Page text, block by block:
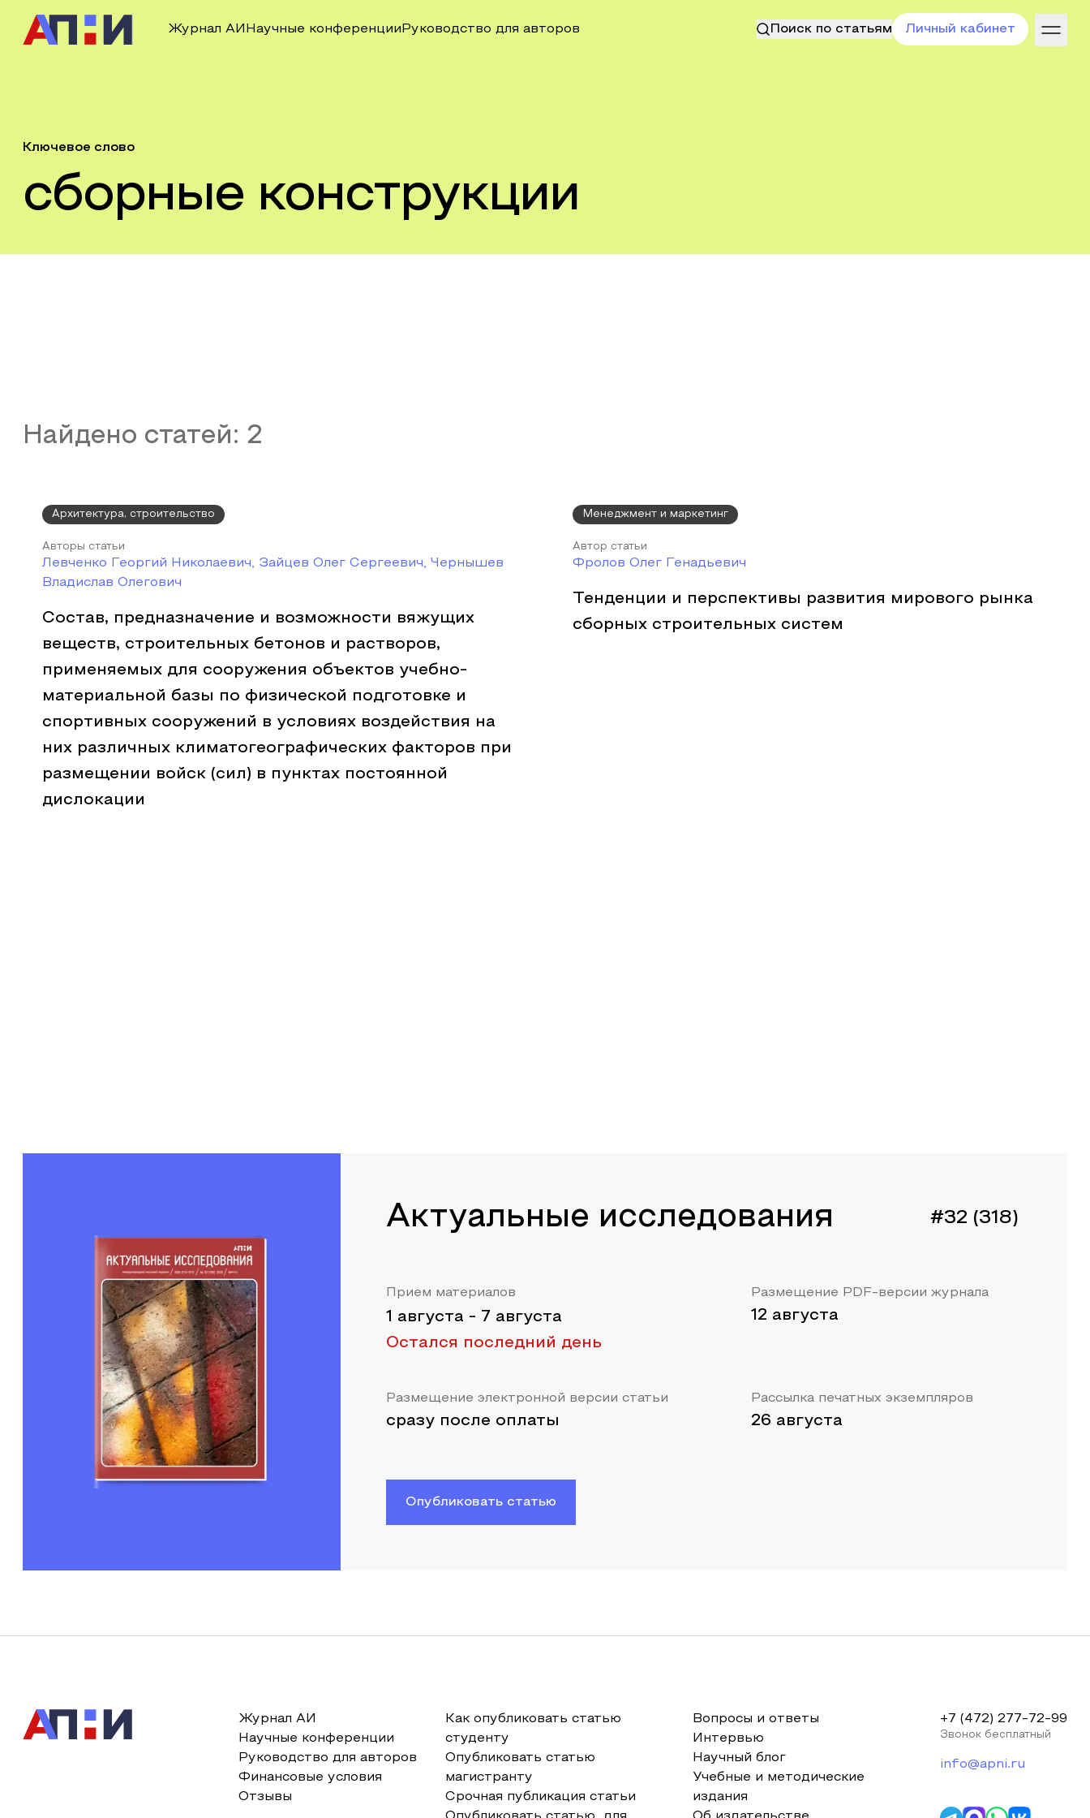
Журнал АИ Научные конференции Руководство для авторов Поиск по статьям Личный кабинет
Ключевое слово
сборные конструкции
Найдено статей: 2
Архитектура, строительство
Авторы статьи
Левченко Георгий Николаевич, Зайцев Олег Сергеевич, Чернышев
Владислав Олегович
Состав, предназначение и возможности вяжущих
веществ, строительных бетонов и растворов,
применяемых для сооружения объектов учебно-
материальной базы по физической подготовке и
спортивных сооружений в условиях воздействия на
них различных климатогеографических факторов при
размещении войск (сил) в пунктах постоянной
дислокации
Менеджмент и маркетинг
Автор статьи
Фролов Олег Генадьевич
Тенденции и перспективы развития мирового рынка
сборных строительных систем
Актуальные исследования #32 (318)
Прием материалов
1 августа - 7 августа
Остался последний день
Размещение PDF-версии журнала
12 августа
Размещение электронной версии статьи
сразу после оплаты
Рассылка печатных экземпляров
26 августа
Опубликовать статью
Журнал АИ
Научные конференции
Руководство для авторов
Финансовые условия
Отзывы
Как опубликовать статью
студенту
Опубликовать статью
магистранту
Срочная публикация статьи
Вопросы и ответы
Интервью
Научный блог
Учебные и методические
издания
+7 (472) 277-72-99
Звонок бесплатный
info@apni.ru